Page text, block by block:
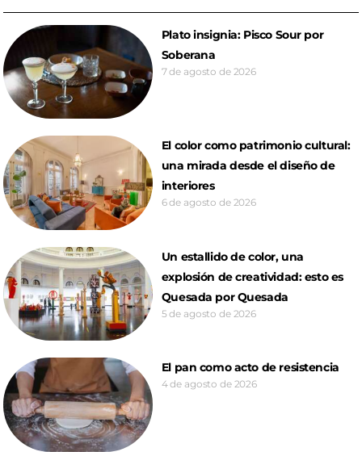
Plato insignia: Pisco Sour por
Soberana
7 de agosto de 2026
El color como patrimonio cultural:
una mirada desde el diseño de
interiores
6 de agosto de 2026
Un estallido de color, una
explosión de creatividad: esto es
Quesada por Quesada
5 de agosto de 2026
El pan como acto de resistencia
4 de agosto de 2026